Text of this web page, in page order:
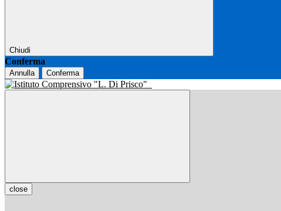
Chiudi
Conferma
Annulla Conferma
close